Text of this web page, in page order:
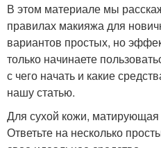
В этом материале мы
правилах макияжа для
вариантов простых, но
только начинаете
с чего начать и какие
нашу статью.
Для сухой кожи,
Ответьте на несколько